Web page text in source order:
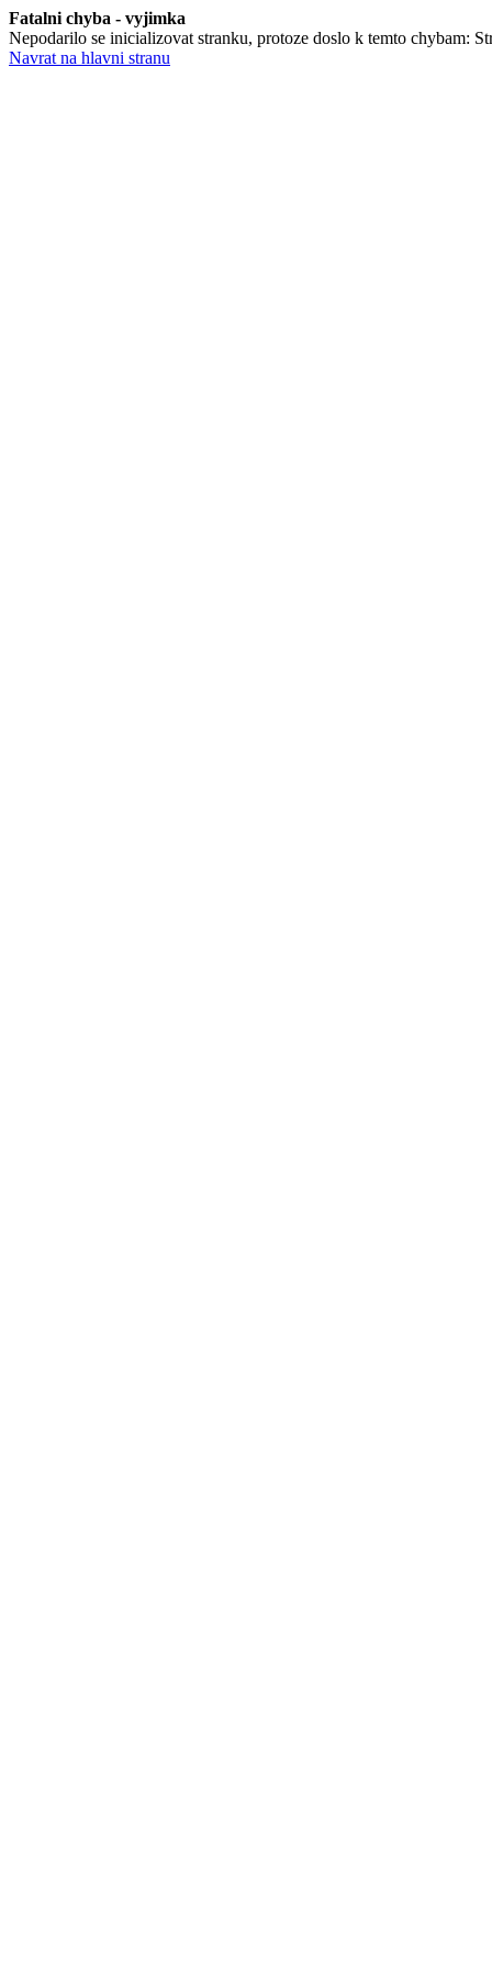
Fatalni chyba - vyjimka
Nepodarilo se inicializovat stranku, protoze doslo k temto chybam:
Navrat na hlavni stranu